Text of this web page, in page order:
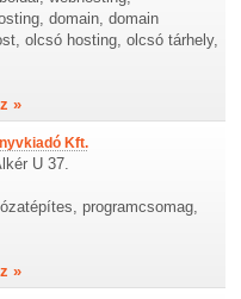
domain, domain
olcsó hosting, olcsó tárhely,
»
Kft.
U 37.
programcsomag,
»